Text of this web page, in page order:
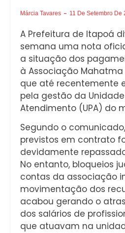
Márcia Tavares 11 De Setembro De
A Prefeitura de Itapoá
semana uma nota
a situação dos
à Associação
que até recentemente
pela gestão da
Atendimento (UPA) do
Segundo o
previstos em contrato
devidamente
No entanto, bloqueios
contas da associação
movimentação dos
acabou gerando o
dos salários de
que atuavam na